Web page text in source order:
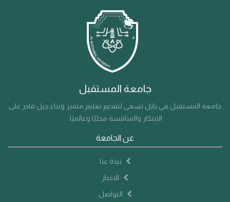
جامعة المستقبل
جامعة المستقبل في بابل تسعى لتقديم تعليم متميز وبناء جيل قادر على
الابتكار والمنافسة محليًا وعالميًا.
عن الجامعة
نبذة عنا
الاخبار
التواصل